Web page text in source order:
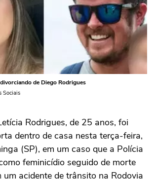
de Diego Rodrigues
Sociais
Rodrigues, de 25 anos, foi
dentro de casa nesta terça-feira,
(SP), em um caso que a Polícia
feminicídio seguido de morte
um acidente de trânsito na Rodovia